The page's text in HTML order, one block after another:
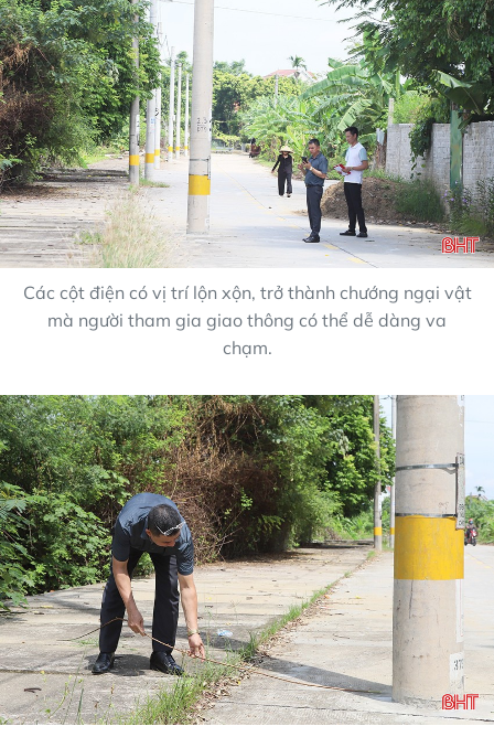
Các cột điện có vị trí lộn xộn, trở thành chướng ngại vật
mà người tham gia giao thông có thể dễ dàng va
chạm.